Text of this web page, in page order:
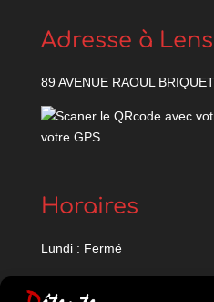
Adresse à Lens
89 AVENUE RAOUL
Horaires
Lundi : Fermé